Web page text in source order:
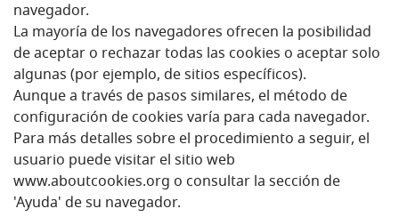
navegador.
La mayoría de los navegadores ofrecen la posibilidad
de aceptar o rechazar todas las cookies o aceptar solo
algunas (por ejemplo, de sitios específicos).
Aunque a través de pasos similares, el método de
configuración de cookies varía para cada navegador.
Para más detalles sobre el procedimiento a seguir, el
usuario puede visitar el sitio web
www.aboutcookies.org o consultar la sección de
'Ayuda' de su navegador.